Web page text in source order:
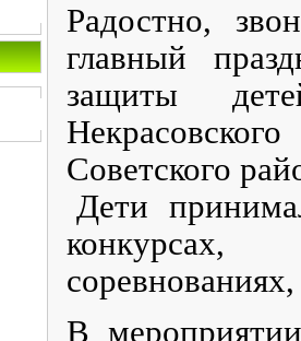
Радостно,
главный
защиты
Советского
Дети
В